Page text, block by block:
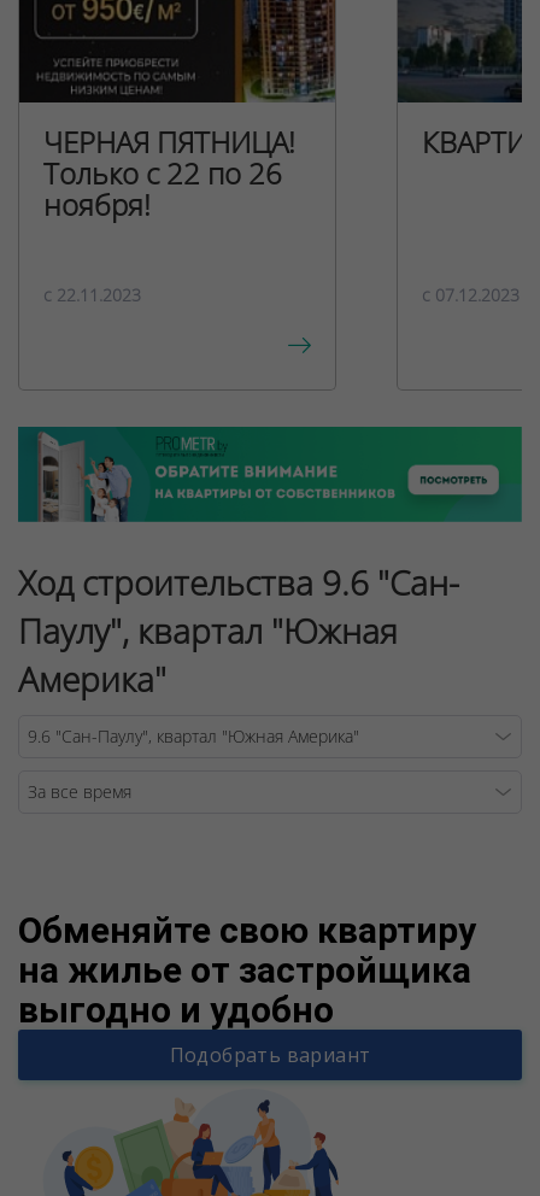
ЧЕРНАЯ ПЯТНИЦА!
Только с 22 по 26
ноября!
c 22.11.2023 c 07.12.2023
Ход строительства 9.6 "Сан-
Паулу", квартал "Южная
Америка"
Обменяйте свою квартиру
на жилье от застройщика
выгодно и удобно
Подобрать вариант